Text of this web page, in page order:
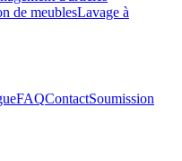
de meublesLavage à
FAQContactSoumission